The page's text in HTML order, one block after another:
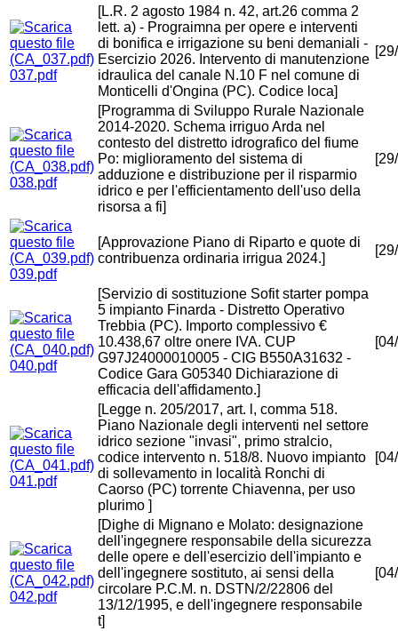
037.pdf
[L.R. 2 agosto 1984 n. 42, art.26 comma 2
lett. a) - Prograimna per opere e interventi
di bonifica e irrigazione su beni demaniali -
Esercizio 2026. Intervento di manutenzione
idraulica del canale N.10 F nel comune di
Monticelli d'Ongina (PC). Codice loca]
038.pdf
[Programma di Sviluppo Rurale Nazionale
2014-2020. Schema irriguo Arda nel
contesto del distretto idrografico del fiume
Po: miglioramento del sistema di
adduzione e distribuzione per il risparmio
idrico e per l'efficientamento dell'uso della
risorsa a fi]
039.pdf
[Approvazione Piano di Riparto e quote di
contribuenza ordinaria irrigua 2024.]
040.pdf
[Servizio di sostituzione Sofit starter pompa
5 impianto Finarda - Distretto Operativo
Trebbia (PC). Importo complessivo €
10.438,67 oltre onere IVA. CUP
G97J24000010005 - CIG B550A31632 -
Codice Gara G05340 Dichiarazione di
efficacia dell'affidamento.]
041.pdf
[Legge n. 205/2017, art. l, comma 518.
Piano Nazionale degli interventi nel settore
idrico sezione "invasi", primo stralcio,
codice intervento n. 518/8. Nuovo impianto
di sollevamento in località Ronchi di
Caorso (PC) torrente Chiavenna, per uso
plurimo ]
042.pdf
[Dighe di Mignano e Molato: designazione
dell'ingegnere responsabile della sicurezza
delle opere e dell'esercizio dell'impianto e
dell'ingegnere sostituto, ai sensi della
circolare P.C.M. n. DSTN/2/22806 del
13/12/1995, e dell'ingegnere responsabile
t]